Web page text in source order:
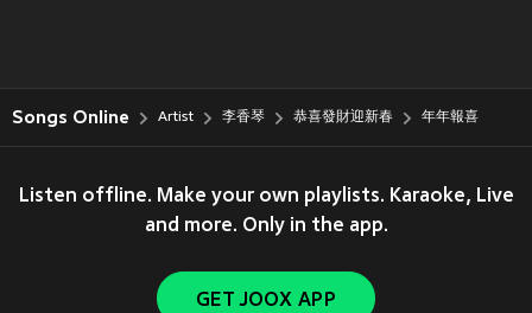
Songs Online Artist 李香琴 恭喜發財迎新春 年年報喜
Listen offline. Make your own playlists. Karaoke, Live
and more. Only in the app.
GET JOOX APP